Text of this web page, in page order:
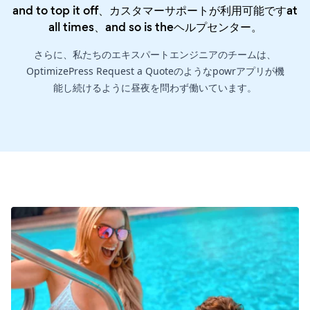
and to top it off、カスタマーサポートが利用可能ですat
all times、and so is theヘルプセンター。
さらに、私たちのエキスパートエンジニアのチームは、
OptimizePress Request a Quoteのようなpowrアプリが機
能し続けるように昼夜を問わず働いています。